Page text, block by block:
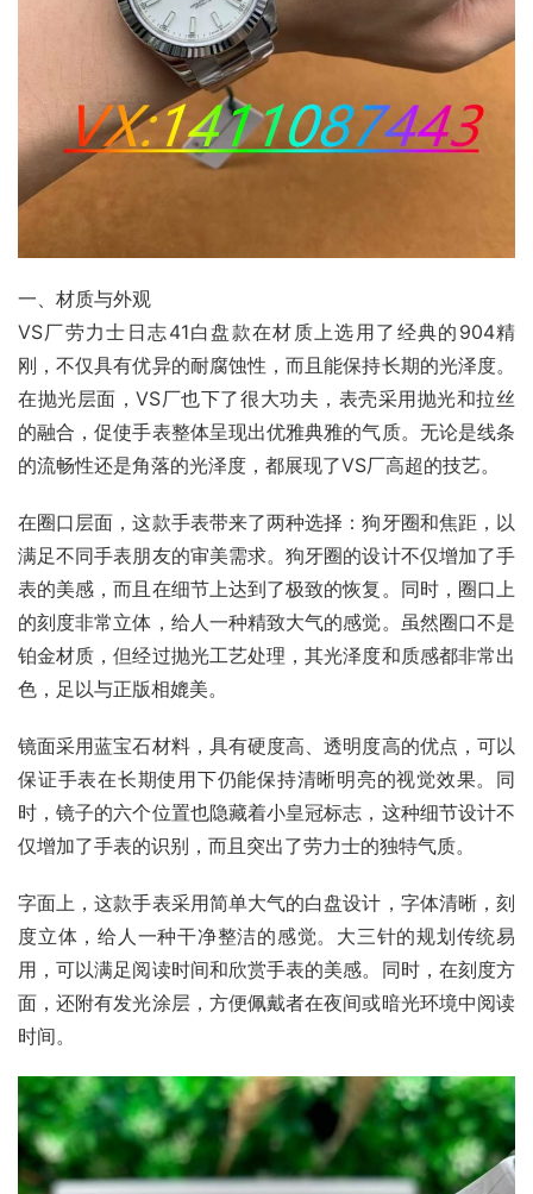
一、材质与外观
VS厂劳力士日志41白盘款在材质上选用了经典的904精
刚，不仅具有优异的耐腐蚀性，而且能保持长期的光泽度。
在抛光层面，VS厂也下了很大功夫，表壳采用抛光和拉丝
的融合，促使手表整体呈现出优雅典雅的气质。无论是线条
的流畅性还是角落的光泽度，都展现了VS厂高超的技艺。
在圈口层面，这款手表带来了两种选择：狗牙圈和焦距，以
满足不同手表朋友的审美需求。狗牙圈的设计不仅增加了手
表的美感，而且在细节上达到了极致的恢复。同时，圈口上
的刻度非常立体，给人一种精致大气的感觉。虽然圈口不是
铂金材质，但经过抛光工艺处理，其光泽度和质感都非常出
色，足以与正版相媲美。
镜面采用蓝宝石材料，具有硬度高、透明度高的优点，可以
保证手表在长期使用下仍能保持清晰明亮的视觉效果。同
时，镜子的六个位置也隐藏着小皇冠标志，这种细节设计不
仅增加了手表的识别，而且突出了劳力士的独特气质。
字面上，这款手表采用简单大气的白盘设计，字体清晰，刻
度立体，给人一种干净整洁的感觉。大三针的规划传统易
用，可以满足阅读时间和欣赏手表的美感。同时，在刻度方
面，还附有发光涂层，方便佩戴者在夜间或暗光环境中阅读
时间。